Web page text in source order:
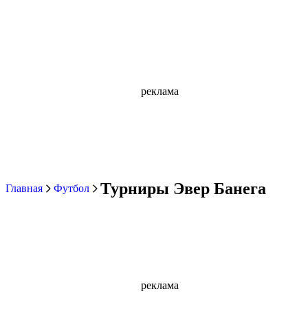
реклама
Главная Футбол Турниры Эвер Банега
реклама